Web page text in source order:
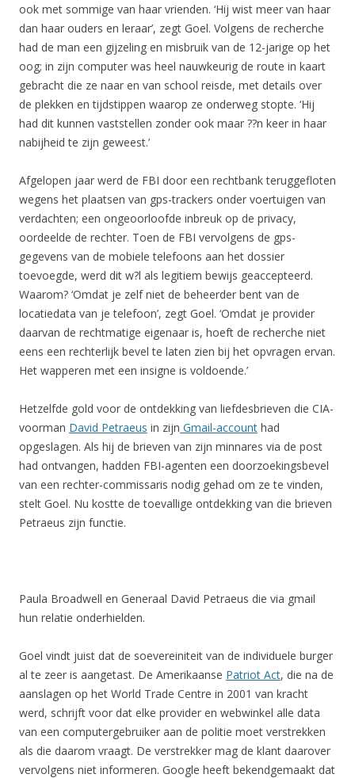
ook met sommige van haar vrienden. ‘Hij wist meer van haar
dan haar ouders en leraar’, zegt Goel. Volgens de recherche
had de man een gijzeling en misbruik van de 12-jarige op het
oog; in zijn computer was heel nauwkeurig de route in kaart
gebracht die ze naar en van school reisde, met details over
de plekken en tijdstippen waarop ze onderweg stopte. ‘Hij
had dit kunnen vaststellen zonder ook maar ??n keer in haar
nabijheid te zijn geweest.’
Afgelopen jaar werd de FBI door een rechtbank teruggefloten
wegens het plaatsen van gps-trackers onder voertuigen van
verdachten; een ongeoorloofde inbreuk op de privacy,
oordeelde de rechter. Toen de FBI vervolgens de gps-
gegevens van de mobiele telefoons aan het dossier
toevoegde, werd dit w?l als legitiem bewijs geaccepteerd.
Waarom? ‘Omdat je zelf niet de beheerder bent van de
locatiedata van je telefoon’, zegt Goel. ‘Omdat je provider
daarvan de rechtmatige eigenaar is, hoeft de recherche niet
eens een rechterlijk bevel te laten zien bij het opvragen ervan.
Het wapperen met een insigne is voldoende.’
Hetzelfde gold voor de ontdekking van liefdesbrieven die CIA-
voorman David Petraeus in zijn Gmail-account had
opgeslagen. Als hij de brieven van zijn minnares via de post
had ontvangen, hadden FBI-agenten een doorzoekingsbevel
van een rechter-commissaris nodig gehad om ze te vinden,
stelt Goel. Nu kostte de toevallige ontdekking van die brieven
Petraeus zijn functie.
Paula Broadwell en Generaal David Petraeus die via gmail
hun relatie onderhielden.
Goel vindt juist dat de soevereiniteit van de individuele burger
al te zeer is aangetast. De Amerikaanse Patriot Act, die na de
aanslagen op het World Trade Centre in 2001 van kracht
werd, schrijft voor dat elke provider en webwinkel alle data
van een computergebruiker aan de politie moet verstrekken
als die daarom vraagt. De verstrekker mag de klant daarover
vervolgens niet informeren. Google heeft bekendgemaakt dat